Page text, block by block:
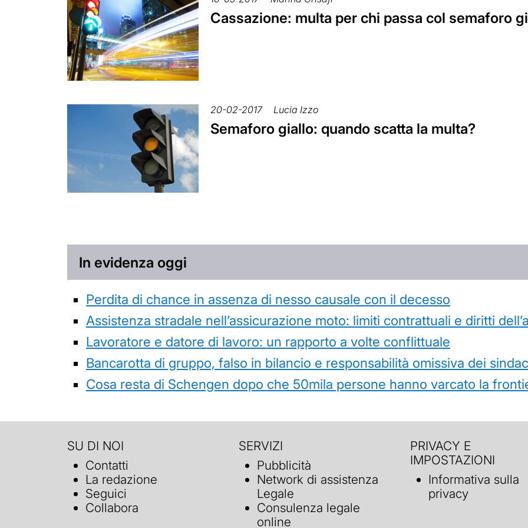
Cassazione: multa per chi passa col semaforo
20-02-2017 Lucia Izzo
Semaforo giallo: quando scatta la multa?
In evidenza oggi
Perdita di chance in assenza di nesso causale con il decesso
Assistenza stradale nell’assicurazione moto: limiti contrattuali e diritti
Lavoratore e datore di lavoro: un rapporto a volte conflittuale
Bancarotta di gruppo, falso in bilancio e responsabilità omissiva dei
Cosa resta di Schengen dopo che 50mila persone hanno varcato la
SU DI NOI
Contatti
La redazione
Seguici
Collabora
SERVIZI
Pubblicità
Network di assistenza
Legale
Consulenza legale
online
PRIVACY E
IMPOSTAZIONI
Informativa sulla
privacy